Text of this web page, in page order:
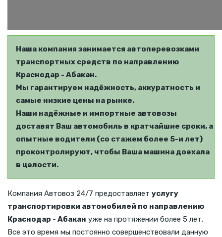
Наша компания занимается автоперевозками
транспортных средств по направлению
Краснодар - Абакан.
Мы гарантируем надёжность, аккуратность и
самые низкие цены на рынке.
Наши надёжные и импортные автовозы
доставят Ваш автомобиль в кратчайшие сроки, а
опытные водители (со стажем более 5-и лет)
проконтролируют, чтобы Ваша машина доехала
в целости.
Компания Автовоз 24/7 предоставляет услугу
транспортировки автомобилей по направлению
Краснодар - Абакан уже на протяжении более 5 лет.
Все это время мы постоянно совершенствовали данную